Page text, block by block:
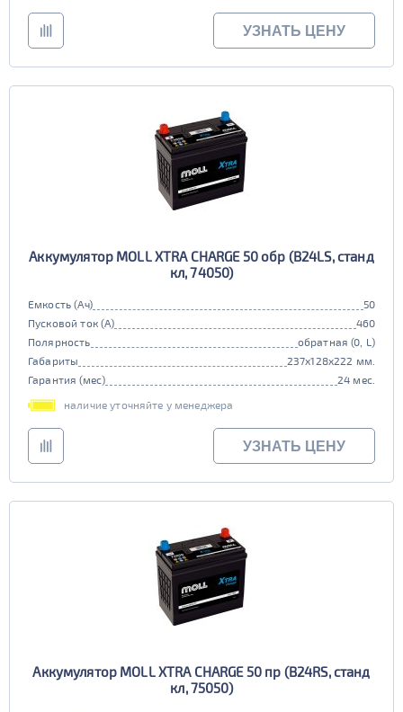
УЗНАТЬ ЦЕНУ
Аккумулятор MOLL XTRA CHARGE 50 обр (B24LS, станд
кл, 74050)
Емкость (Ач)
50
Пусковой ток (А)
460
Полярность
обратная (0, L)
Габариты
237x128x222 мм.
Гарантия (мес)
24 мес.
наличие уточняйте у менеджера
УЗНАТЬ ЦЕНУ
Аккумулятор MOLL XTRA CHARGE 50 пр (B24RS, станд
кл, 75050)